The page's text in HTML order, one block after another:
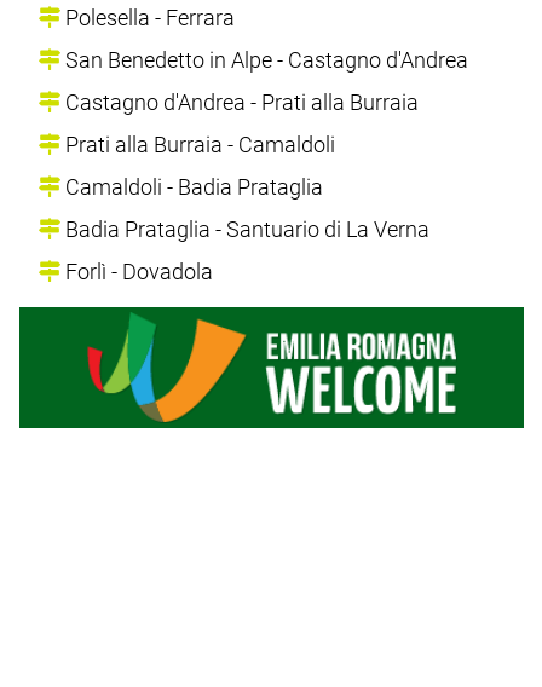
Polesella - Ferrara
San Benedetto in Alpe - Castagno d'Andrea
Castagno d'Andrea - Prati alla Burraia
Prati alla Burraia - Camaldoli
Camaldoli - Badia Prataglia
Badia Prataglia - Santuario di La Verna
Forlì - Dovadola